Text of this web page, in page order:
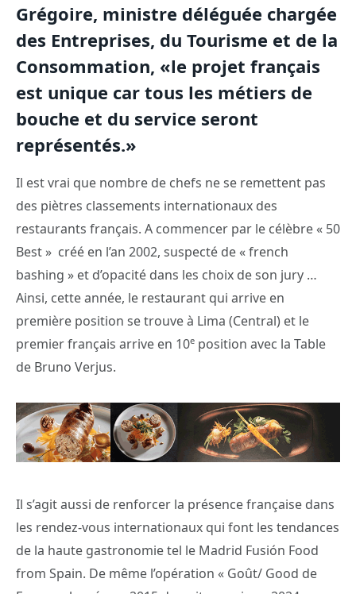
Grégoire, ministre déléguée chargée
des Entreprises, du Tourisme et de la
Consommation, «le projet français
est unique car tous les métiers de
bouche et du service seront
représentés.»
Il est vrai que nombre de chefs ne se remettent pas
des piètres classements internationaux des
restaurants français. A commencer par le célèbre « 50
Best » créé en l’an 2002, suspecté de « french
bashing » et d’opacité dans les choix de son jury …
Ainsi, cette année, le restaurant qui arrive en
première position se trouve à Lima (Central) et le
premier français arrive en 10e position avec la Table
de Bruno Verjus.
Il s’agit aussi de renforcer la présence française dans
les rendez-vous internationaux qui font les tendances
de la haute gastronomie tel le Madrid Fusión Food
from Spain. De même l’opération « Goût/ Good de